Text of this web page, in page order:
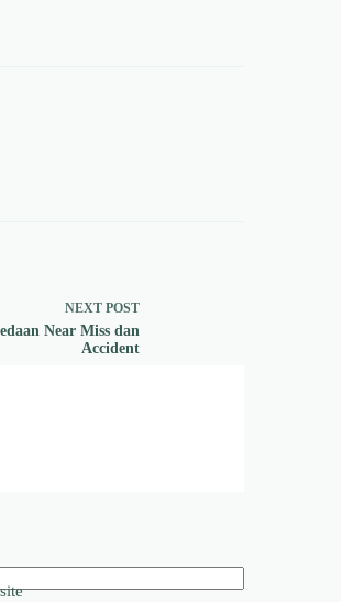
NEXT POST
Near Miss dan
Accident